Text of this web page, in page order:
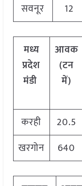
सवनूर
12
मध्य
प्रदेश
मंडी
आवक
(टन
में)
करही
20.5
खरगोन
640